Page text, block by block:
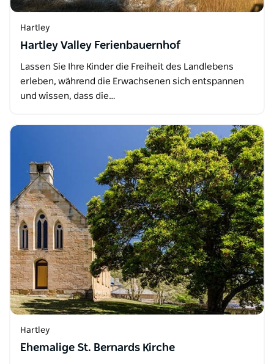
Hartley
Hartley Valley Ferienbauernhof
Lassen Sie Ihre Kinder die Freiheit des Landlebens
erleben, während die Erwachsenen sich entspannen
und wissen, dass die…
Hartley
Ehemalige St. Bernards Kirche